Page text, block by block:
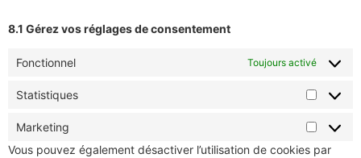
8.1 Gérez vos réglages de consentement
Fonctionnel Toujours activé
Statistiques
Marketing
Vous pouvez également désactiver l’utilisation de cookies par